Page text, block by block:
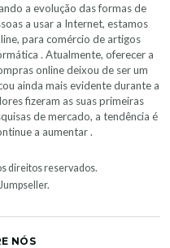
a evolução das formas de
a usar a Internet, estamos
para comércio de artigos
. Atualmente, oferecer a
online deixou de ser um
ainda mais evidente durante a
fizeram as suas primeiras
de mercado, a tendência é
a aumentar .
direitos reservados.
.
NÓS